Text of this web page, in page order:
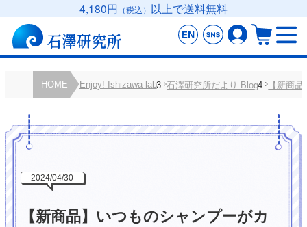
4,180円 （税込） 以上で送料無料
HOME Enjoy! Ishizawa-lab 石澤研究所だより Blog 【新商
2024/04/30
【新商品】いつものシャンプーがカ